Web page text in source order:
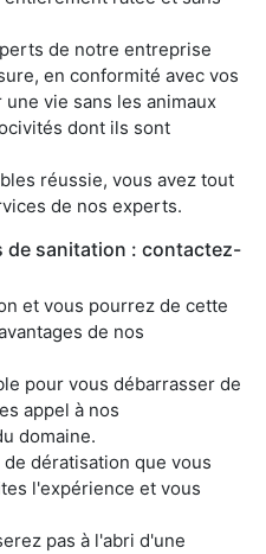
de notre entreprise
en conformité avec vos
vie sans les animaux
dont ils sont
réussie, vous avez tout
de nos experts.
de sanitation : contactez-
et vous pourrez de cette
de nos
pour vous débarrasser de
appel à nos
domaine.
dératisation que vous
l'expérience et vous
pas à l'abri d'une